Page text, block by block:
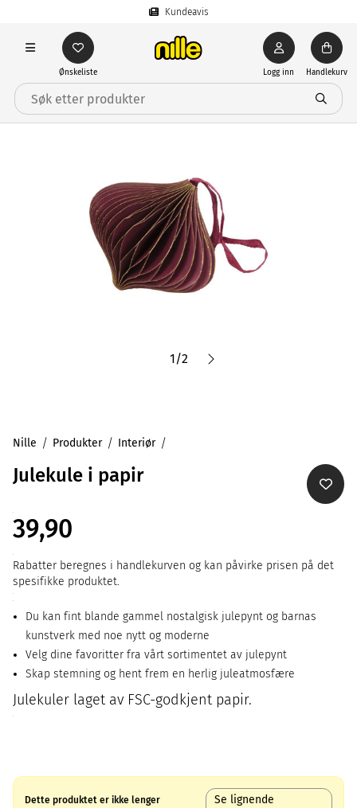
Kundeavis
Ønskeliste Logg inn Handlekurv
1/2
Nille Produkter Interiør
Julekule i papir
39,90
Rabatter beregnes i handlekurven og kan påvirke prisen på det
spesifikke produktet.
Du kan fint blande gammel nostalgisk julepynt og barnas
kunstverk med noe nytt og moderne
Velg dine favoritter fra vårt sortimentet av julepynt
Skap stemning og hent frem en herlig juleatmosfære
Julekuler laget av FSC-godkjent papir.
Dette produktet er ikke lenger
Se lignende